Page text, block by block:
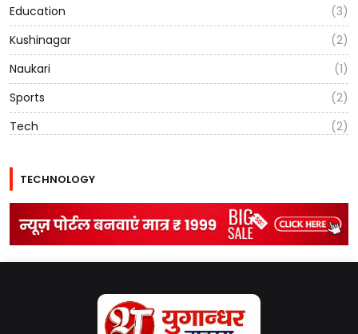
Education
(3)
Kushinagar
(2)
Naukari
(1)
Sports
(2)
Tech
(2)
TECHNOLOGY